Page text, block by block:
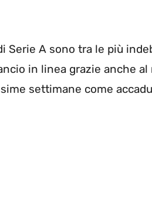
Serie A sono tra le più
in linea grazie anche al
settimane come